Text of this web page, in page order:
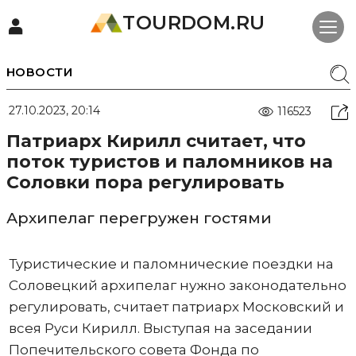
TOURDOM.RU
НОВОСТИ
27.10.2023, 20:14 116523
Патриарх Кирилл считает, что
поток туристов и паломников на
Соловки пора регулировать
Архипелаг перегружен гостями
Туристические и паломнические поездки на
Соловецкий архипелаг нужно законодательно
регулировать, считает патриарх Московский и
всея Руси Кирилл. Выступая на заседании
Попечительского совета Фонда по